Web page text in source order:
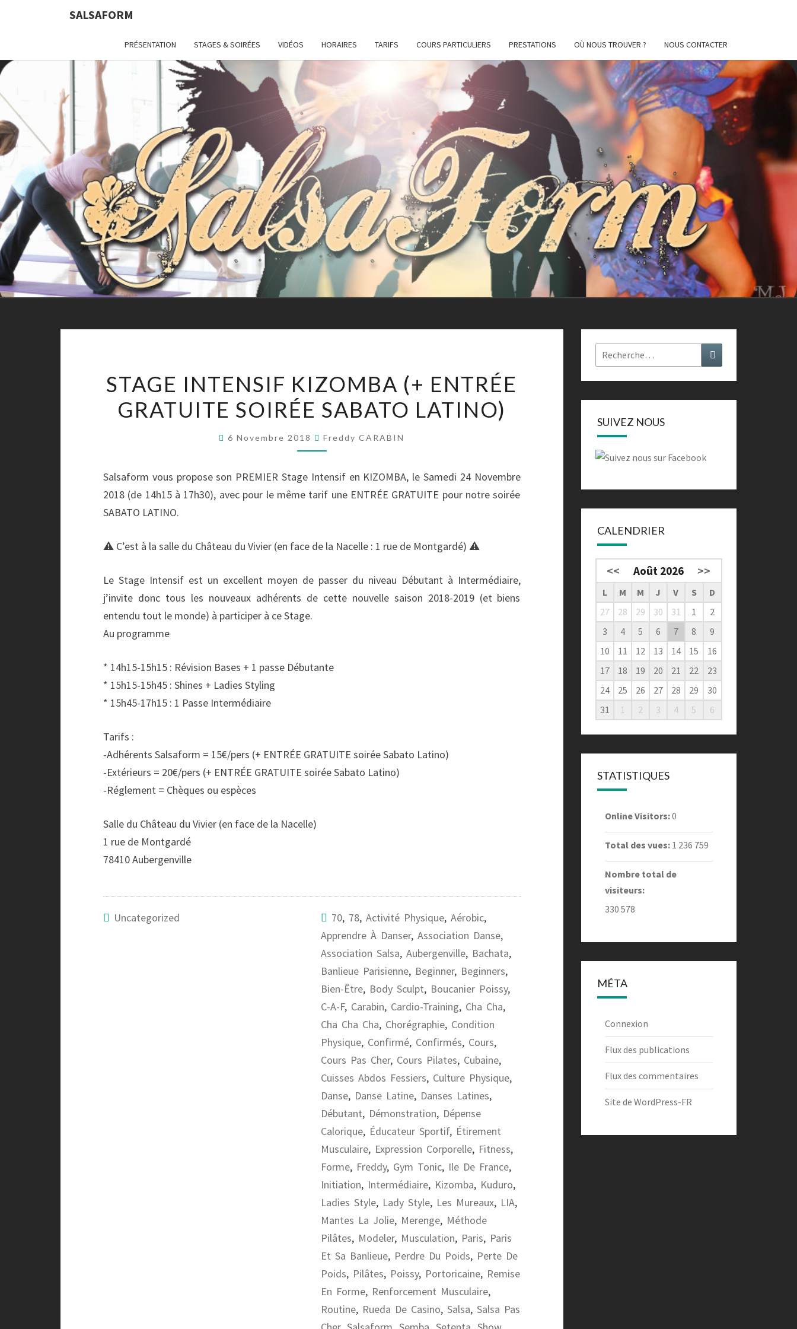
SALSAFORM
PRÉSENTATION STAGES & SOIRÉES VIDÉOS HORAIRES TARIFS COURS PARTICULIERS PRESTATIONS OÙ NOUS TROUVER ? NOUS CONTACTER
SALSAFORM
Cours
De
Danses
Latines
Et De
Remise
En
Forme
INTENSIF
KIZOMBA
(+
ENTRÉE
SOIRÉE
SABATO
STAGE INTENSIF KIZOMBA (+ ENTRÉE
GRATUITE SOIRÉE SABATO LATINO)
6 Novembre 2018 Freddy CARABIN
Salsaform vous propose son PREMIER Stage Intensif en KIZOMBA, le Samedi 24 Novembre
2018 (de 14h15 à 17h30), avec pour le même tarif une ENTRÉE GRATUITE pour notre soirée
SABATO LATINO.
⚠️ C’est à la salle du Château du Vivier (en face de la Nacelle : 1 rue de Montgardé) ⚠️
Le Stage Intensif est un excellent moyen de passer du niveau Débutant à Intermédiaire,
j’invite donc tous les nouveaux adhérents de cette nouvelle saison 2018-2019 (et biens
entendu tout le monde) à participer à ce Stage.
Au programme
* 14h15-15h15 : Révision Bases + 1 passe Débutante
* 15h15-15h45 : Shines + Ladies Styling
* 15h45-17h15 : 1 Passe Intermédiaire
Tarifs :
-Adhérents Salsaform = 15€/pers (+ ENTRÉE GRATUITE soirée Sabato Latino)
-Extérieurs = 20€/pers (+ ENTRÉE GRATUITE soirée Sabato Latino)
-Réglement = Chèques ou espèces
Salle du Château du Vivier (en face de la Nacelle)
1 rue de Montgardé
78410 Aubergenville
Uncategorized 70, 78, Activité Physique, Aérobic,
Apprendre À Danser, Association Danse,
Association Salsa, Aubergenville, Bachata,
Banlieue Parisienne, Beginner, Beginners,
Bien-Être, Body Sculpt, Boucanier Poissy,
C-A-F, Carabin, Cardio-Training, Cha Cha,
Cha Cha Cha, Chorégraphie, Condition
Physique, Confirmé, Confirmés, Cours,
Cours Pas Cher, Cours Pilates, Cubaine,
Cuisses Abdos Fessiers, Culture Physique,
Danse, Danse Latine, Danses Latines,
Débutant, Démonstration, Dépense
Calorique, Éducateur Sportif, Étirement
Musculaire, Expression Corporelle, Fitness,
Forme, Freddy, Gym Tonic, Ile De France,
Initiation, Intermédiaire, Kizomba, Kuduro,
Ladies Style, Lady Style, Les Mureaux, LIA,
Mantes La Jolie, Merenge, Méthode
Pilâtes, Modeler, Musculation, Paris, Paris
Et Sa Banlieue, Perdre Du Poids, Perte De
Poids, Pilâtes, Poissy, Portoricaine, Remise
En Forme, Renforcement Musculaire,
Routine, Rueda De Casino, Salsa, Salsa Pas
Rechercher : Recherche
SUIVEZ NOUS
CALENDRIER
<< Août 2026 >>
L M M J V S
D
27
28 29 30 31 1
2
3
4 5 6 7 8
9
10
11 12 13 14 15
16
17
18 19 20 21 22
23
24
25 26 27 28 29
30
31
1 2 3 4 5 6
STATISTIQUES
Online Visitors:0
Total des vues: 1 236 759
Nombre total de
visiteurs:
330 578
MÉTA
Connexion
Flux des publications
Flux des commentaires
Site de WordPress-FR